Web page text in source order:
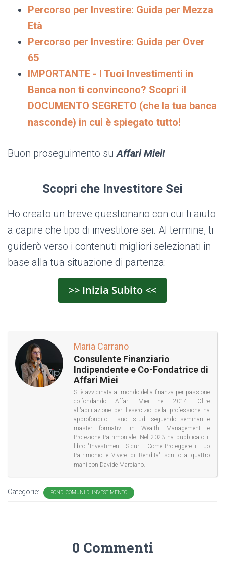
Percorso per Investire: Guida per Mezza
Età
Percorso per Investire: Guida per Over
65
IMPORTANTE - I Tuoi Investimenti in
Banca non ti convincono? Scopri il
DOCUMENTO SEGRETO (che la tua banca
nasconde) in cui è spiegato tutto!
Buon proseguimento suAffari Miei!
Scopri che Investitore Sei
Ho creato un breve questionario con cui ti aiuto
a capire che tipo di investitore sei. Al termine, ti
guiderò verso i contenuti migliori selezionati in
base alla tua situazione di partenza:
>> Inizia Subito <<
Maria Carrano
Consulente Finanziario
Indipendente e Co-Fondatrice di
Affari Miei
Si è avvicinata al mondo della finanza per passione
co-fondando Affari Miei nel 2014. Oltre
all'abilitazione per l'esercizio della professione ha
approfondito i suoi studi seguendo seminari e
master formativi in Wealth Management e
Protezione Patrimoniale. Nel 2023 ha pubblicato il
libro "Investimenti Sicuri - Come Proteggere il Tuo
Patrimonio e Vivere di Rendita" scritto a quattro
mani con Davide Marciano.
Categorie: FONDI COMUNI DI INVESTIMENTO
0 Commenti